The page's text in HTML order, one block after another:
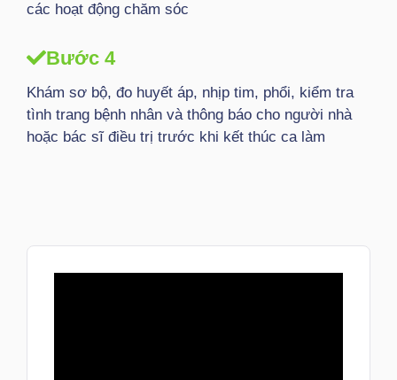
các hoạt động chăm sóc
Bước 4
Khám sơ bộ, đo huyết áp, nhịp tim, phổi, kiểm tra
tình trang bệnh nhân và thông báo cho người nhà
hoặc bác sĩ điều trị trước khi kết thúc ca làm